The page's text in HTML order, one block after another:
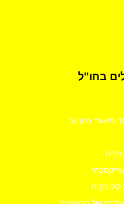
בחו"ל
מאשר בטן גב